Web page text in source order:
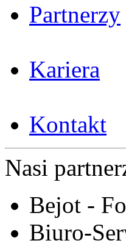
Partnerzy
Kariera
Kontakt
Nasi
Bejot -
Biuro-